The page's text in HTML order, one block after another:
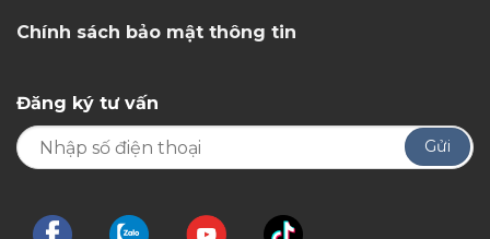
Chính sách bảo mật thông tin
Đăng ký tư vấn